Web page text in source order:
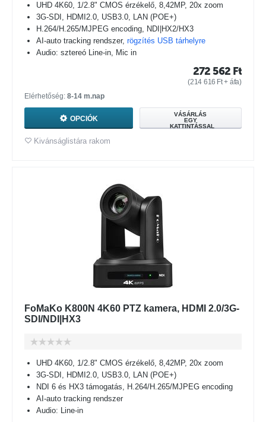
UHD 4K60, 1/2.8" CMOS érzékelő, 8,42MP, 20x zoom
3G-SDI, HDMI2.0, USB3.0, LAN (POE+)
H.264/H.265/MJPEG encoding, NDI|HX2/HX3
AI-auto tracking rendszer, rögzítés USB tárhelyre
Audio: sztereó Line-in, Mic in
272 562 Ft
(214 616 Ft+ áfa)
Elérhetőség: 8-14 m.nap
OPCIÓK
VÁSÁRLÁS
EGY
KATTINTÁSSAL
Kivánságlistára rakom
FoMaKo K800N 4K60 PTZ kamera, HDMI 2.0/3G-
SDI/NDI|HX3
UHD 4K60, 1/2.8" CMOS érzékelő, 8,42MP, 20x zoom
3G-SDI, HDMI2.0, USB3.0, LAN (POE+)
NDI 6 és HX3 támogatás, H.264/H.265/MJPEG encoding
AI-auto tracking rendszer
Audio: Line-in